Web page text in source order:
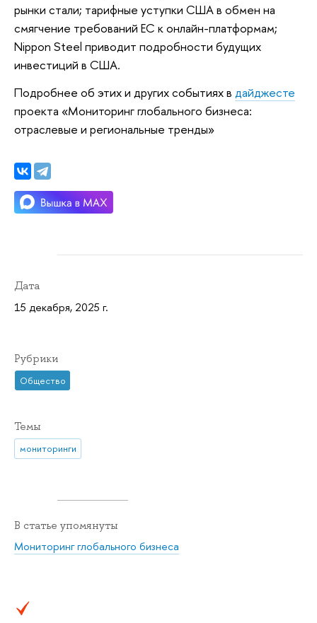
рынки стали; тарифные уступки США в обмен на
смягчение требований ЕС к онлайн-платформам;
Nippon Steel приводит подробности будущих
инвестиций в США.
Подробнее об этих и других событиях в дайджесте
проекта «Мониторинг глобального бизнеса:
отраслевые и региональные тренды»
Дата
15 декабря, 2025 г.
Рубрики
Общество
Темы
мониторинги
В статье упомянуты
Мониторинг глобального бизнеса